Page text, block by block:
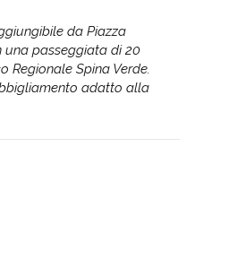
da Piazza
una passeggiata di 20
Regionale Spina Verde.
adatto alla